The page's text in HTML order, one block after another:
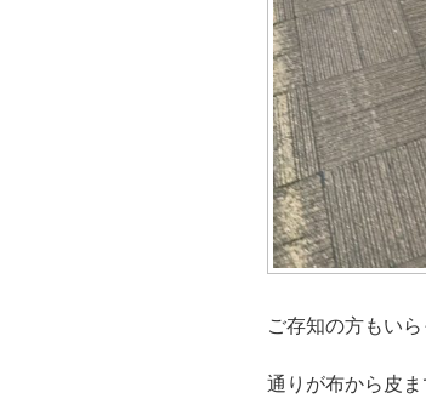
ご存知の方もい
通りが布から皮ま